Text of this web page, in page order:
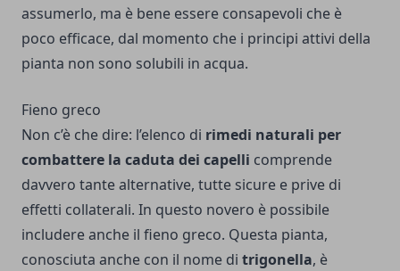
assumerlo, ma è bene essere consapevoli che è
poco efficace, dal momento che i principi attivi della
pianta non sono solubili in acqua.
Fieno greco
Non c’è che dire: l’elenco di rimedi naturali per
combattere la caduta dei capelli comprende
davvero tante alternative, tutte sicure e prive di
effetti collaterali. In questo novero è possibile
includere anche il fieno greco. Questa pianta,
conosciuta anche con il nome di trigonella, è